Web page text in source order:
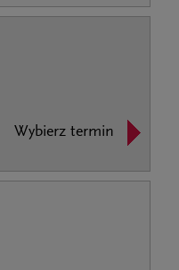
Wybierz termin